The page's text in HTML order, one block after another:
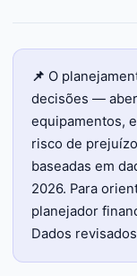
📌 O
decisões —
equipamentos,
risco de
baseadas em
2026. Para
planejador
Dados